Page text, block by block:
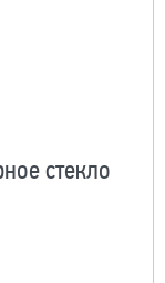
стекло